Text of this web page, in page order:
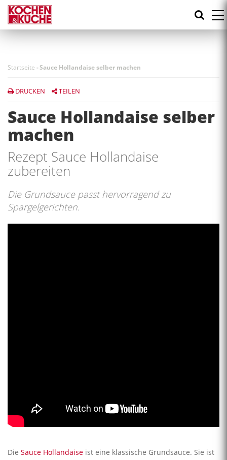
Direkt
zum
Inhalt
Startseite -Sauce Hollandaise selber machen
DRUCKEN TEILEN
Sauce Hollandaise selber
machen
Rezept Sauce Hollandaise
zubereiten
Die Grundsauce passt hervorragend zu
Spargelgerichten.
Die Sauce Hollandaise ist eine klassische Grundsauce. Sie ist